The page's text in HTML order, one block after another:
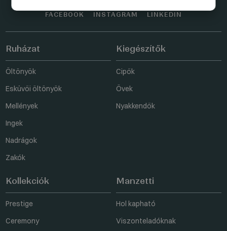
FACEBOOK INSTAGRAM LINKEDIN
Ruházat
Öltönyök
Esküvői öltönyök
Mellények
Ingek
Nadrágok
Zakók
Kiegészítők
Cipők
Övek
Nyakkendők
Kollekciók
Prestige
Ceremony
Manzetti
Hol kapható
Viszonteladóknak